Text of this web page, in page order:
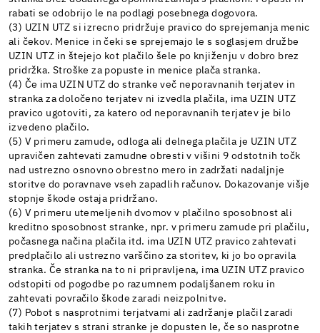
rabati se odobrijo le na podlagi posebnega dogovora.
(3) UZIN UTZ si izrecno pridržuje pravico do sprejemanja menic
ali čekov. Menice in čeki se sprejemajo le s soglasjem družbe
UZIN UTZ in štejejo kot plačilo šele po knjiženju v dobro brez
pridržka. Stroške za popuste in menice plača stranka.
(4) Če ima UZIN UTZ do stranke več neporavnanih terjatev in
stranka za določeno terjatev ni izvedla plačila, ima UZIN UTZ
pravico ugotoviti, za katero od neporavnanih terjatev je bilo
izvedeno plačilo.
(5) V primeru zamude, odloga ali delnega plačila je UZIN UTZ
upravičen zahtevati zamudne obresti v višini 9 odstotnih točk
nad ustrezno osnovno obrestno mero in zadržati nadaljnje
storitve do poravnave vseh zapadlih računov. Dokazovanje višje
stopnje škode ostaja pridržano.
(6) V primeru utemeljenih dvomov v plačilno sposobnost ali
kreditno sposobnost stranke, npr. v primeru zamude pri plačilu,
počasnega načina plačila itd. ima UZIN UTZ pravico zahtevati
predplačilo ali ustrezno varščino za storitev, ki jo bo opravila
stranka. Če stranka na to ni pripravljena, ima UZIN UTZ pravico
odstopiti od pogodbe po razumnem podaljšanem roku in
zahtevati povračilo škode zaradi neizpolnitve.
(7) Pobot s nasprotnimi terjatvami ali zadržanje plačil zaradi
takih terjatev s strani stranke je dopusten le, če so nasprotne